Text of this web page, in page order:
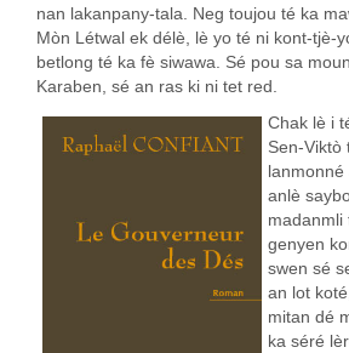
nan lakanpany-tala. Neg toujou té ka
Mòn Létwal ek délè, lè yo té ni kont-tjè-
betlong té ka fè siwawa. Sé pou sa
Karaben, sé an ras ki ni tet red.
Chak lè i
Sen-Viktò
lanmonné
anlè
madanmli
genyen
swen sé
an lot
mitan dé
ka séré